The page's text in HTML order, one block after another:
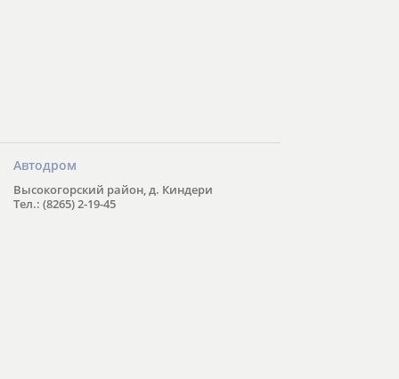
Автодром
Высокогорский район, д. Киндери
Тел.: (8265) 2-19-45